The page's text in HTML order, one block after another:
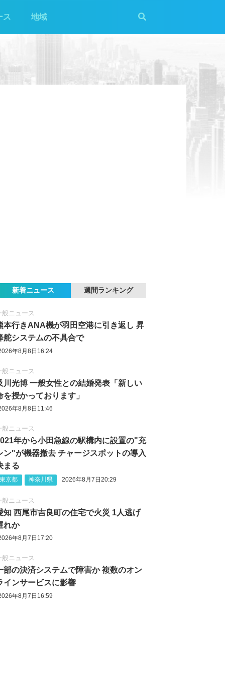
ス 地域
新着ニュース 週間ランキング
般ニュース
本行きANA機が羽田空港に引き返し 昇
舵システムの不具合で
年8月8日16:24
般ニュース
川光博 一般女性との結婚発表「新しい
を授かっております」
年8月8日11:46
般ニュース
年から小田急線の駅構内に設置の"充
ン"が機器撤去 チャージスポットの導入
まる
東京都 神奈川県 2026年8月7日20:29
般ニュース
知 西尾市吉良町の住宅で火災 1人逃げ
れか
年8月7日17:20
般ニュース
部の決済システムで障害か 複数のオン
インサービスに影響
年8月7日16:59